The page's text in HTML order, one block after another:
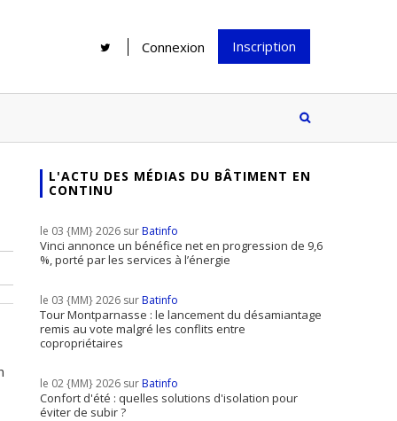
Connexion Inscription
idée mais...
Le print sous toutes ses formes a-t-
il encore sa place dans un monde
Rénover une salle de bains : gagner
supports
inscrire
à notre
?
L'ACTU DES MÉDIAS DU BÂTIMENT EN
CONTINU
le 03 {MM} 2026 surBatinfo
Vinci annonce un bénéfice net en progression de 9,6
%, porté par les services à l’énergie
le 03 {MM} 2026 surBatinfo
Tour Montparnasse : le lancement du désamiantage
remis au vote malgré les conflits entre
copropriétaires
le 02 {MM} 2026 surBatinfo
Confort d'été : quelles solutions d'isolation pour
éviter de subir ?